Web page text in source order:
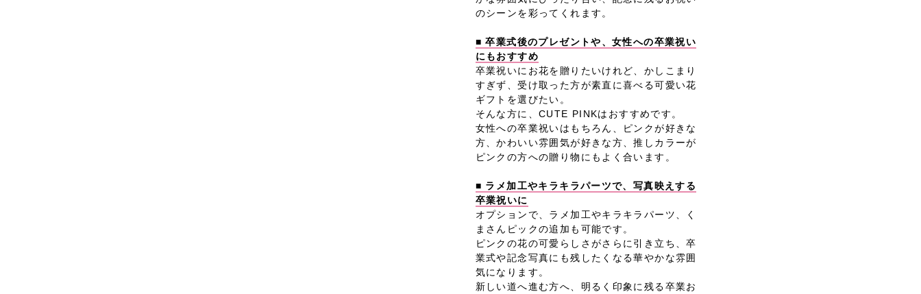
のシーンを彩ってくれます。
■ 卒業式後のプレゼントや、女性への卒業祝い
にもおすすめ
卒業祝いにお花を贈りたいけれど、かしこまり
すぎず、受け取った方が素直に喜べる可愛い花
ギフトを選びたい。
そんな方に、CUTE PINKはおすすめです。
女性への卒業祝いはもちろん、ピンクが好きな
方、かわいい雰囲気が好きな方、推しカラーが
ピンクの方への贈り物にもよく合います。
■ ラメ加工やキラキラパーツで、写真映えする
卒業祝いに
オプションで、ラメ加工やキラキラパーツ、く
まさんピックの追加も可能です。
ピンクの花の可愛らしさがさらに引き立ち、卒
業式や記念写真にも残したくなる華やかな雰囲
気になります。
新しい道へ進む方へ、明るく印象に残る卒業お